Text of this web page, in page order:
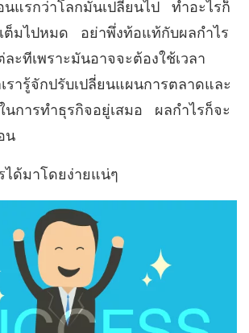
นแรกว่าโลกมันเปลี่ยนไป ทำอะไรก็
ต็มไปหมด อย่าพึ่งท้อแท้กับผลกำไร
ะทีเพราะมันอาจจะต้องใช้เวลา
ารู้จักปรับเปลี่ยนแผนการตลาดและ
นการทำธุรกิจอยู่เสมอ ผลกำไรก็จะ
น
ได้มาโดยง่ายแน่ๆ